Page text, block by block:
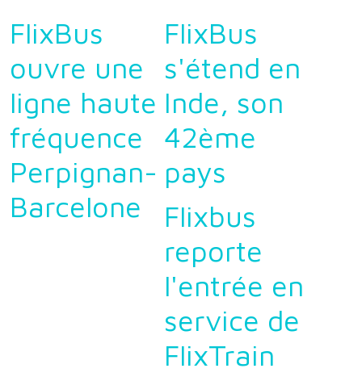
FlixBus
ouvre une
ligne haute
fréquence
Perpignan-
Barcelone
FlixBus
s'étend en
Inde, son
42ème
pays
Flixbus
reporte
l'entrée en
service de
FlixTrain